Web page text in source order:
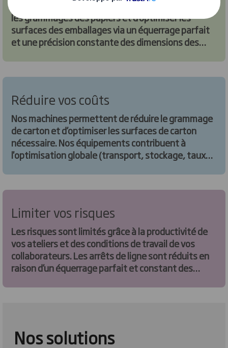
Nos solutions d’emballage permettent de réduire
les grammages des papiers et d’optimiser les
surfaces des emballages via un équerrage parfait
et une précision constante des dimensions des
logistique et stockage.
Réduire vos coûts
Nos machines permettent de réduire le grammage
de carton et d’optimiser les surfaces de carton
nécessaire. Nos équipements contribuent à
l'optimisation globale (transport, stockage, taux
Limiter vos risques
Les risques sont limités grâce à la productivité de
vos ateliers et des conditions de travail de vos
collaborateurs. Les arrêts de ligne sont réduits en
raison d’un équerrage parfait et constant des
Nos solutions